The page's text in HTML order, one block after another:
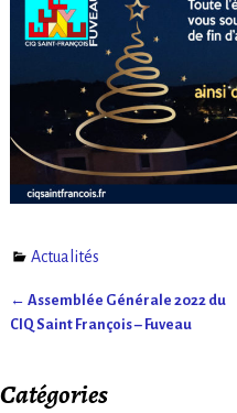
Actualités
Navigation des articles
← Assemblée Générale 2022 du
CIQ Saint François – Fuveau
Catégories